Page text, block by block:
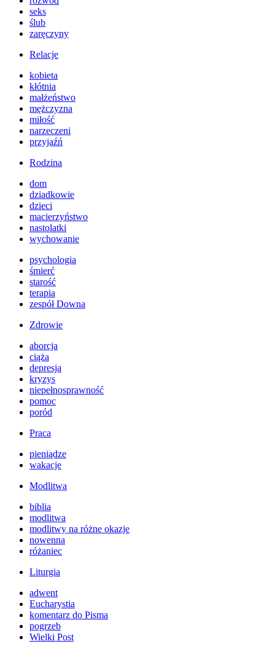
seks
ślub
zaręczyny
Relacje
kobieta
kłótnia
małżeństwo
mężczyzna
miłość
narzeczeni
przyjaźń
Rodzina
dom
dziadkowie
dzieci
macierzyństwo
nastolatki
wychowanie
psychologia
śmierć
starość
terapia
zespół Downa
Zdrowie
aborcja
ciąża
depresja
kryzys
niepełnosprawność
pomoc
poród
Praca
pieniądze
wakacje
Modlitwa
biblia
modlitwa
modlitwy na różne okazje
nowenna
różaniec
Liturgia
adwent
Eucharystia
komentarz do Pisma
pogrzeb
Wielki Post